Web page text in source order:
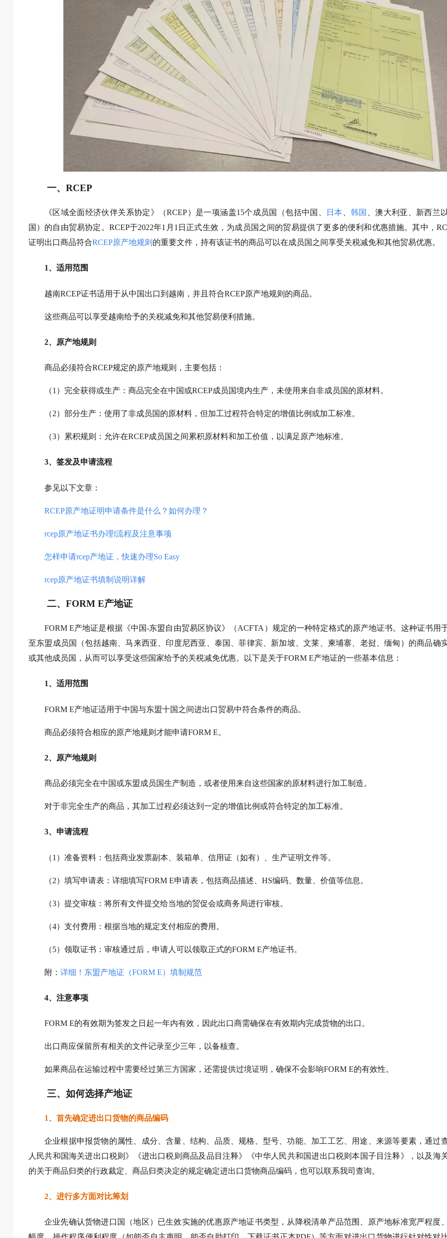
一、RCEP
《区域全面经济伙伴关系协定》（RCEP）是一项涵盖15个成员国（包括中国、 日本 、韩国
、澳大利亚、新西兰
国）的自由贸易协定。RCEP于2022年1月1日正式生效，为成员国之间的贸易提供了更多的便利和优惠措施。其中，
证明出口商品符合RCEP原产地规则 的重要文件，持有该证书的商品可以在成员国之间享受关税减免和其他贸易优惠。
1、适用范围
越南RCEP证书适用于从中国出口到越南，并且符合RCEP原产地规则的商品。
这些商品可以享受越南给予的关税减免和其他贸易便利措施。
2、原产地规则
商品必须符合RCEP规定的原产地规则，主要包括：
（1）完全获得或生产：商品完全在中国或RCEP成员国境内生产，未使用来自非成员国的原材料。
（2）部分生产：使用了非成员国的原材料，但加工过程符合特定的增值比例或加工标准。
（3）累积规则：允许在RCEP成员国之间累积原材料和加工价值，以满足原产地标准。
3、签发及申请流程
参见以下文章：
RCEP原产地证明申请条件是什么？如何办理？
rcep原产地证书办理l流程及注意事项
怎样申请rcep产地证，快速办理So Easy
rcep原产地证书填制说明详解
二、FORM E产地证
FORM E产地证是根据《中国-东盟自由贸易区协议》（ACFTA）规定的一种特定格式的原产地证书。这种证书用
至东盟成员国（包括越南、马来西亚、印度尼西亚、泰国、菲律宾、新加坡、文莱、柬埔寨、老挝、缅甸）的商品确
或其他成员国，从而可以享受这些国家给予的关税减免优惠。以下是关于FORM E产地证的一些基本信息：
1、适用范围
FORM E产地证适用于中国与东盟十国之间进出口贸易中符合条件的商品。
商品必须符合相应的原产地规则才能申请FORM E。
2、原产地规则
商品必须完全在中国或东盟成员国生产制造，或者使用来自这些国家的原材料进行加工制造。
对于非完全生产的商品，其加工过程必须达到一定的增值比例或符合特定的加工标准。
3、申请流程
（1）准备资料：包括商业发票副本、装箱单、信用证（如有）、生产证明文件等。
（2）填写申请表：详细填写FORM E申请表，包括商品描述、HS编码、数量、价值等信息。
（3）提交审核：将所有文件提交给当地的贸促会或商务局进行审核。
（4）支付费用：根据当地的规定支付相应的费用。
（5）领取证书：审核通过后，申请人可以领取正式的FORM E产地证书。
附： 详细！东盟产地证（FORM E）填制规范
4、注意事项
FORM E的有效期为签发之日起一年内有效，因此出口商需确保在有效期内完成货物的出口。
出口商应保留所有相关的文件记录至少三年，以备核查。
如果商品在运输过程中需要经过第三方国家，还需提供过境证明，确保不会影响FORM E的有效性。
三、如何选择产地证
1、首先确定进出口货物的商品编码
企业根据申报货物的属性、成分、含量、结构、品质、规格、型号、功能、加工工艺、用途、来源等要素，通过
人民共和国海关进出口税则》《进出口税则商品及品目注释》《中华人民共和国进出口税则本国子目注释》，以及海
的关于商品归类的行政裁定、商品归类决定的规定确定进出口货物商品编码，也可以联系我司查询。
2、进行多方面对比筹划
企业先确认货物进口国（地区）已生效实施的优惠原产地证书类型，从降税清单产品范围、原产地标准宽严程度